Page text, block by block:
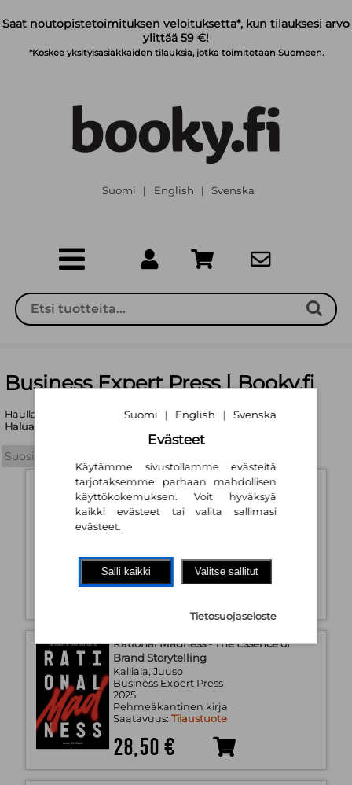
Saat noutopistetoimituksen veloituksetta*, kun tilauksesi arvo
ylittää 59 €!
*Koskee yksityisasiakkaiden tilauksia, jotka toimitetaan Suomeen.
Suomi | English | Svenska
Business Expert Press | Booky.fi
Haullasi löytyi yhteensä 1589 tuotetta
Haluatko tarkentaa hakukriteerejä?
Enterprise Architecture - Your Guide to
Organizational Transformation
Niemi, Eetu
Business Expert Press
Saatavuus:Tilaustuote
30,90 €
Rational Madness - The Essence of
Brand Storytelling
Kalliala, Juuso
Business Expert Press
2025
Pehmeäkantinen kirja
Saatavuus: Tilaustuote
28,50 €
Suomi | English | Svenska
Evästeet
Käytämme sivustollamme evästeitä
tarjotaksemme parhaan mahdollisen
käyttökokemuksen. Voit hyväksyä
kaikki evästeet tai valita sallimasi
evästeet.
Salli kaikki Valitse sallitut
Tietosuojaseloste